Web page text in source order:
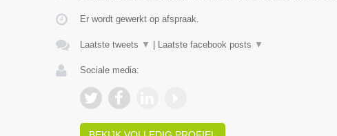
Er wordt gewerkt op afspraak.
Laatste tweets ▼ Laatste facebook posts ▼
Sociale media: